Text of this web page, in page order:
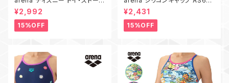
ー プルーフバッグ AS6FBZ85
U アリーナ 防水 ポーチ Disne
y エイリアン リトル・グリーン・
メン トイストーリー TOYSTOR
¥2,992
15%OFF
C24U スイムキャップ スイミン
グキャップ 水泳 帽子 アリーナ
シリコーンキャップ
¥2,431
15%OFF